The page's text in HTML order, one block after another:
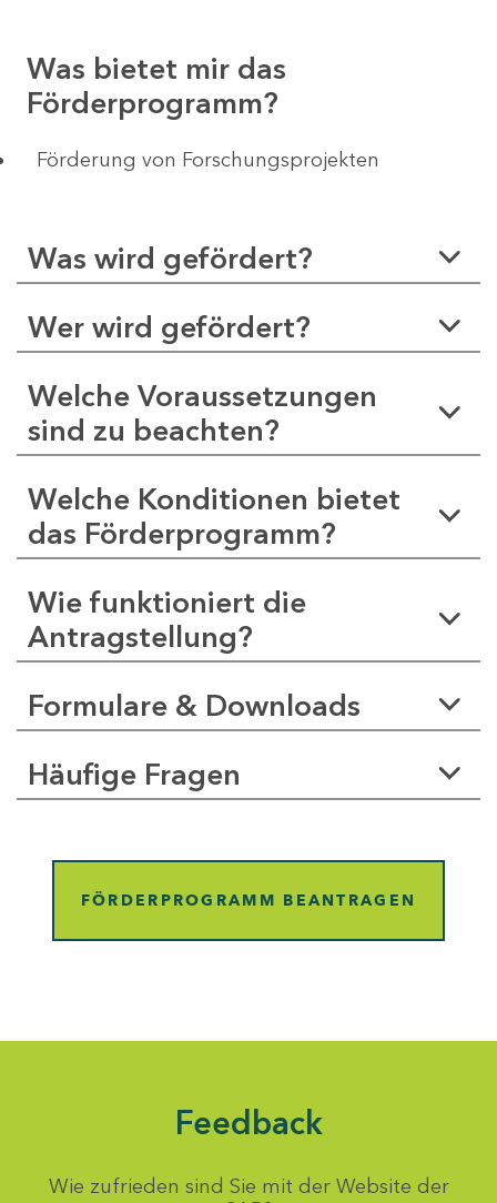
Was bietet mir das
Förderprogramm?
Förderung von Forschungsprojekten
Was wird gefördert?
Wer wird gefördert?
Welche Voraussetzungen
sind zu beachten?
Welche Konditionen bietet
das Förderprogramm?
Wie funktioniert die
Antragstellung?
Formulare & Downloads
Häufige Fragen
FÖRDERPROGRAMM BEANTRAGEN
Feedback
Wie zufrieden sind Sie mit der Website der